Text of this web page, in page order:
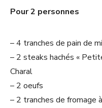
Pour 2 personnes
– 4 tranches de pain de
– 2 steaks hachés «
Charal
– 2 oeufs
– 2 tranches de fromage